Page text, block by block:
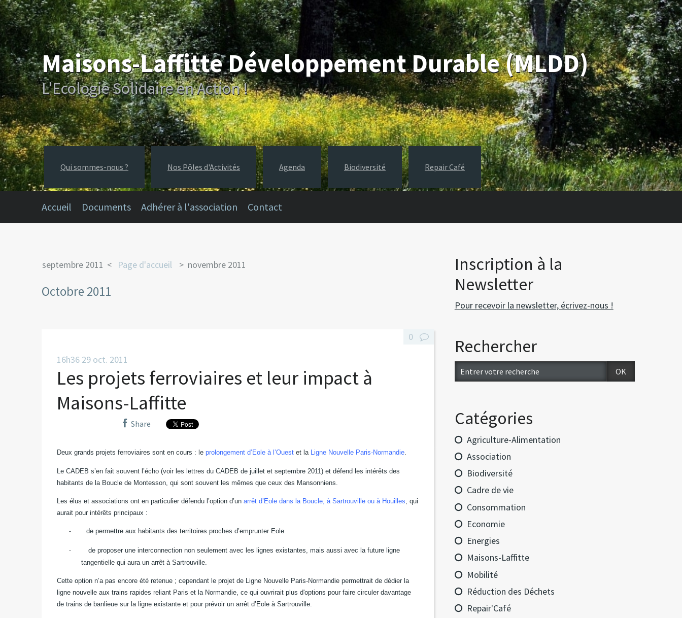
Maisons-Laffitte Développement Durable (MLDD)
L'Ecologie Solidaire en Action !
Qui sommes-nous ? Nos Pôles d'Activités Agenda Biodiversité Repair Café
Accueil Documents Adhérer à l'association Contact
septembre 2011 Page d'accueil novembre 2011
Octobre 2011
16h36 29 oct. 2011
Les projets ferroviaires et leur impact à
Maisons-Laffitte
Share
Deux grands projets ferroviaires sont en cours : le prolongement d’Eole à l’Ouest et la Ligne Nouvelle Paris-Normandie.
Le CADEB s’en fait souvent l’écho (voir les lettres du CADEB de juillet et septembre 2011) et défend les intérêts des
habitants de la Boucle de Montesson, qui sont souvent les mêmes que ceux des Mansonniens.
Les élus et associations ont en particulier défendu l’option d’un arrêt d’Eole dans la Boucle, à Sartrouville ou à Houilles , qui
aurait pour intérêts principaux :
- de permettre aux habitants des territoires proches d’emprunter Eole
-
de proposer une interconnection non seulement avec les lignes existantes, mais aussi avec la future ligne
tangentielle qui aura un arrêt à Sartrouville.
Cette option n’a pas encore été retenue ; cependant le projet de Ligne Nouvelle Paris-Normandie permettrait de dédier la
ligne nouvelle aux trains rapides reliant Paris et la Normandie, ce qui ouvrirait plus d'options pour faire circuler davantage
de trains de banlieue sur la ligne existante et pour prévoir un arrêt d’Eole à Sartrouville.
0
Inscription à la
Newsletter
Pour recevoir la newsletter, écrivez-nous !
Rechercher
Catégories
Agriculture-Alimentation
Association
Biodiversité
Cadre de vie
Consommation
Economie
Energies
Maisons-Laffitte
Mobilité
Réduction des Déchets
Repair'Café